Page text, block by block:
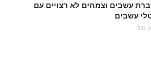
עשבים וצמחים לא רצויים עם
עשבים
הול